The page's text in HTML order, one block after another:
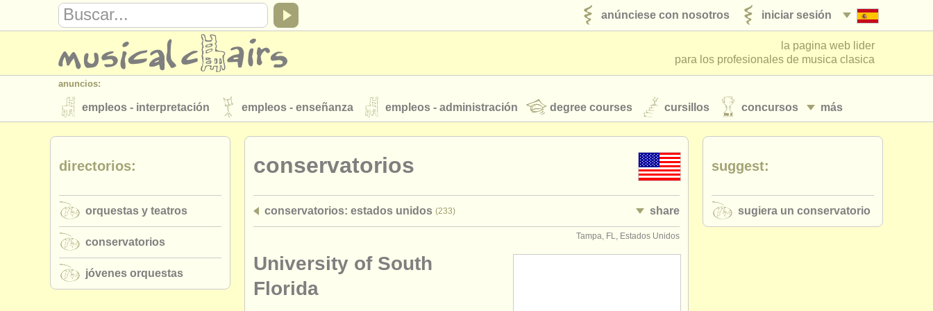
iniciar sesión
anúnciese con nosotros
la pagina web lider
para los profesionales de musica clasica
anuncios:
más
empleos - interpretación empleos - enseñanza empleos - administración degree courses cursillos concursos
instrumentos en venta instrumentos robados
directorios:
musicalchairs:
noticias sobre música clásica
editor:
anúnciese con nosotros find out about our
conservatorios
conservatorios: estados unidos (233) share
Tampa, FL, Estados Unidos
University of South
Florida
directorios:
orquestas y teatros
conservatorios
jóvenes orquestas
suggest:
sugiera un conservatorio